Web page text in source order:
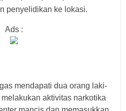
penyelidikan ke lokasi.
Ads :
mendapati dua orang laki-
aktivitas narkotika